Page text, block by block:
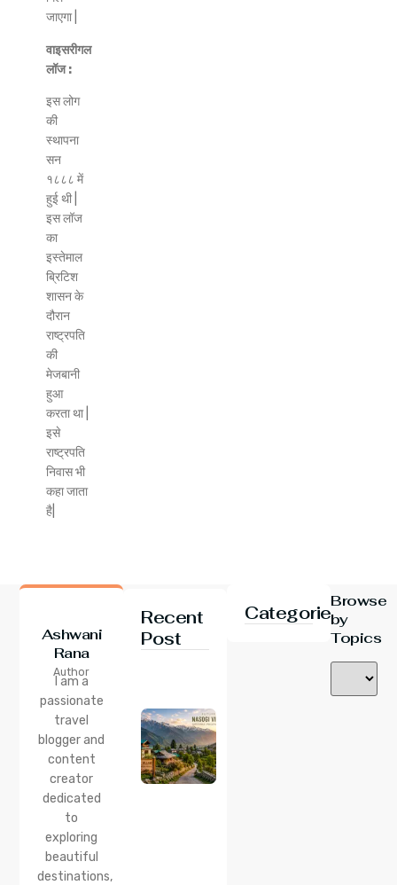
जाएगा |
वाइसरीगल
लॉज :
इस लोग
की
स्थापना
सन
१८८८ में
हुई थी |
इस लॉज
का
इस्तेमाल
ब्रिटिश
शासन के
दौरान
राष्ट्रपति
की
मेजबानी
हुआ
करता था |
इसे
राष्ट्रपति
निवास भी
कहा जाता
है|
Ashwani
Rana
Author
I am a
passionate
travel
blogger and
content
creator
dedicated
to
exploring
beautiful
destinations,
Recent
Post
Categories
Browse
by
Topics